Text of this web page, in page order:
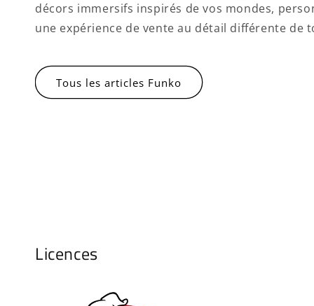
décors immersifs inspirés de vos mondes,
une expérience de vente au détail différente de
Tous les articles Funko
Licences